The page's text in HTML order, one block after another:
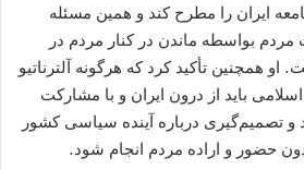
ایران را مطرح کند و همین مسئله
بواسطه ماندن در کنار مردم در
همچنین تأکید کرد که هرگونه آلترناتیو
باید از درون ایران و با مشارکت
تصمیم‌گیری درباره آینده سیاسی کشور
حضور و اراده مردم انجام شود.